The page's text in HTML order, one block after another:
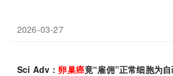
2026-03-27
Sci Adv： 卵巢癌竟“雇佣”正常细胞为